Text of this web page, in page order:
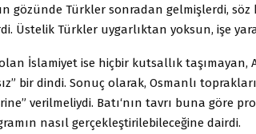
gözünde Türkler sonradan gelmişlerdi,
Üstelik Türkler uygarlıktan yoksun, işe
İslamiyet ise hiçbir kutsallık taşımayan,
bir dindi. Sonuç olarak, Osmanlı
verilmeliydi. Batı‘nın tavrı buna göre
nasıl gerçekleştirilebileceğine dairdi.